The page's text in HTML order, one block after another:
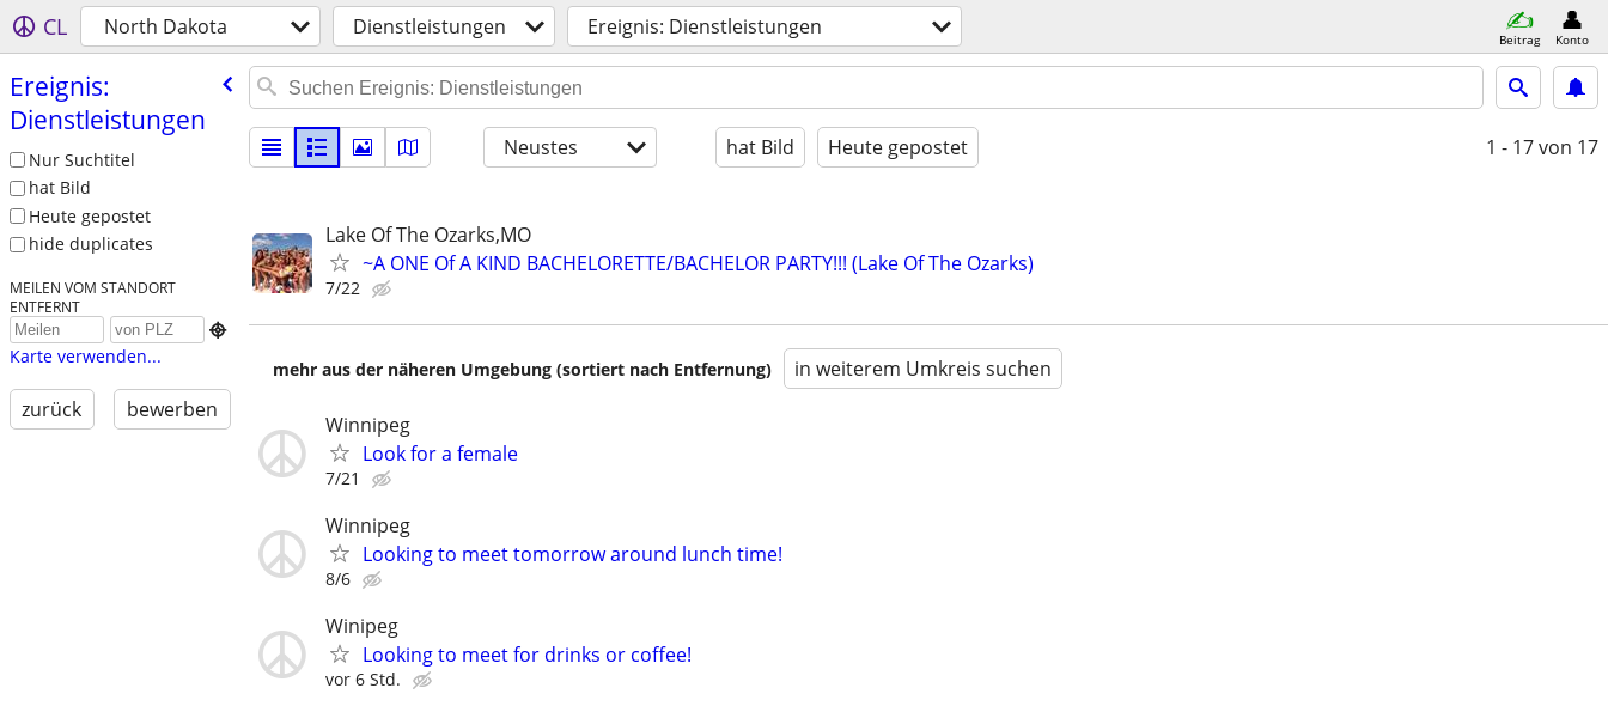
CL North Dakota Dienstleistungen Ereignis: Dienstleistungen Beitrag Konto
Ereignis:
Dienstleistungen
Nur Suchtitel
hat Bild
Heute gepostet
hide duplicates
MEILEN VOM STANDORT
ENTFERNT

Karte verwenden...
zurück bewerben
Neustes hat Bild Heute gepostet 1 - 17von 17
Lake Of The Ozarks,MO
~A ONE Of A KIND BACHELORETTE/BACHELOR PARTY!!! (Lake Of The Ozarks)
7/22
mehr aus der näheren Umgebung (sortiert nach Entfernung) in weiterem Umkreis suchen
Winnipeg
Look for a female
7/21
Winnipeg
Looking to meet tomorrow around lunch time!
8/6
Winipeg
Looking to meet for drinks or coffee!
vor 6 Std.